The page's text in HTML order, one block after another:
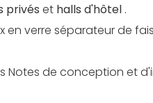
privés et halls d'hôtel.
en verre séparateur de
Notes de conception et